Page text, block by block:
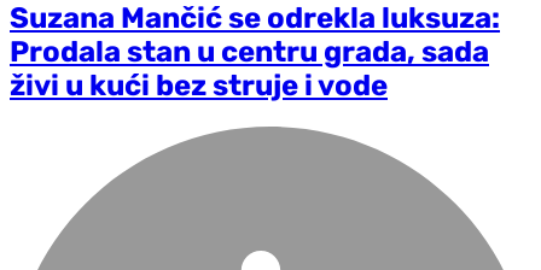
Suzana Mančić se odrekla luksuza:
Prodala stan u centru grada, sada
živi u kući bez struje i vode